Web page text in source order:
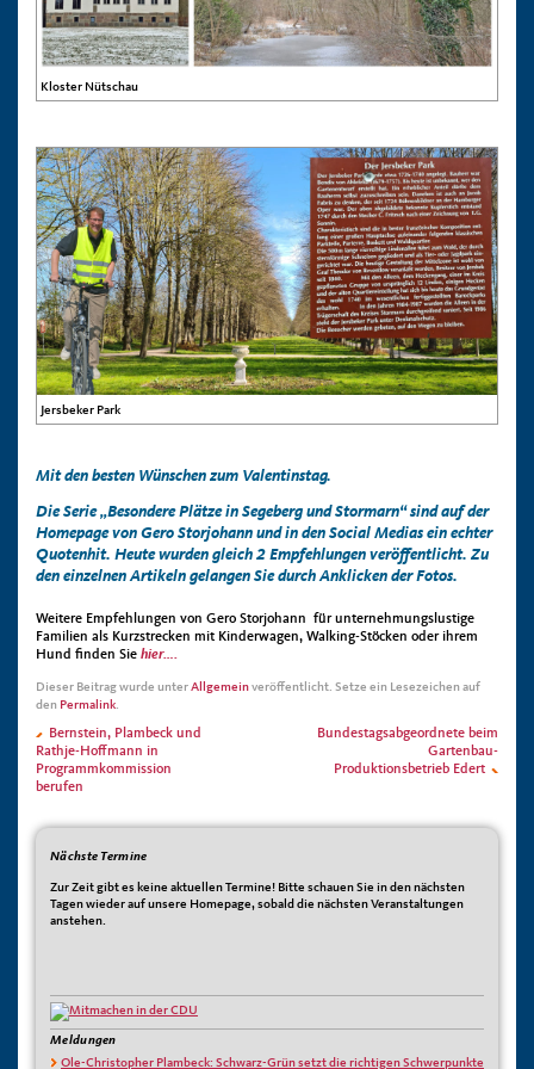
Kloster Nütschau
Jersbeker Park
Mit den besten Wünschen zum Valentinstag.
Die Serie „Besondere Plätze in Segeberg und Stormarn“ sind auf der
Homepage von Gero Storjohann und in den Social Medias ein echter
Quotenhit. Heute wurden gleich 2 Empfehlungen veröffentlicht. Zu
den einzelnen Artikeln gelangen Sie durch Anklicken der Fotos.
Weitere Empfehlungen von Gero Storjohann für unternehmungslustige
Familien als Kurzstrecken mit Kinderwagen, Walking-Stöcken oder ihrem
Hund finden Sie hier….
Dieser Beitrag wurde unterAllgemeinveröffentlicht. Setze ein Lesezeichen auf
den Permalink.
Bernstein, Plambeck und
Rathje-Hoffmann in
Programmkommission
berufen
Bundestagsabgeordnete beim
Gartenbau-
Produktionsbetrieb Edert
Nächste Termine
Zur Zeit gibt es keine aktuellen Termine! Bitte schauen Sie in den nächsten
Tagen wieder auf unsere Homepage, sobald die nächsten Veranstaltungen
anstehen.
Meldungen
Ole-Christopher Plambeck: Schwarz-Grün setzt die richtigen Schwerpunkte